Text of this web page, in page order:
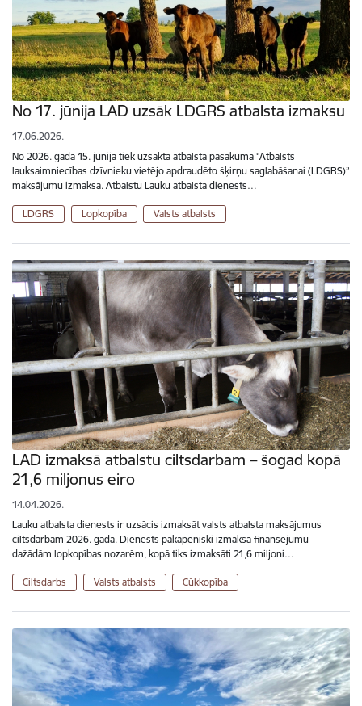
No 17. jūnija LAD uzsāk LDGRS atbalsta izmaksu
17.06.2026.
No 2026. gada 15. jūnija tiek uzsākta atbalsta pasākuma “Atbalsts
lauksaimniecības dzīvnieku vietējo apdraudēto šķirņu saglabāšanai (LDGRS)”
maksājumu izmaksa. Atbalstu Lauku atbalsta dienests…
LDGRS Lopkopība Valsts atbalsts
LAD izmaksā atbalstu ciltsdarbam – šogad kopā
21,6 miljonus eiro
14.04.2026.
Lauku atbalsta dienests ir uzsācis izmaksāt valsts atbalsta maksājumus
ciltsdarbam 2026. gadā. Dienests pakāpeniski izmaksā finansējumu
dažādām lopkopības nozarēm, kopā tiks izmaksāti 21,6 miljoni…
Ciltsdarbs Valsts atbalsts Cūkkopība